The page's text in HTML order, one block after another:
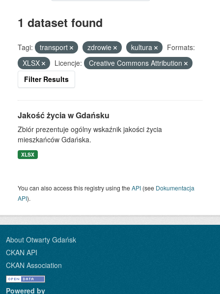
1 dataset found
Tagi: transport zdrowie kultura
Formats:
XLSX
Licencje:
Creative Commons Attribution
Filter Results
Jakość życia w Gdańsku
Zbiór prezentuje ogólny wskaźnik jakości życia
mieszkańców Gdańska.
XLSX
You can also access this registry using theAPI (see Dokumentacja
API).
About Otwarty Gdańsk
CKAN API
CKAN Association
Powered by